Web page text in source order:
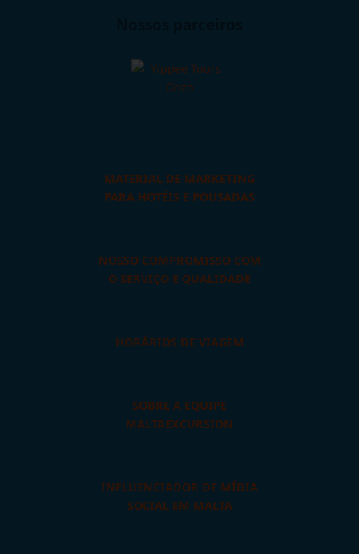
MATERIAL DE MARKETING
PARA HOTÉIS E POUSADAS
NOSSO COMPROMISSO COM
O SERVIÇO E QUALIDADE
HORÁRIOS DE VIAGEM
SOBRE A EQUIPE
MALTAEXCURSION
INFLUENCIADOR DE MÍDIA
SOCIAL EM MALTA